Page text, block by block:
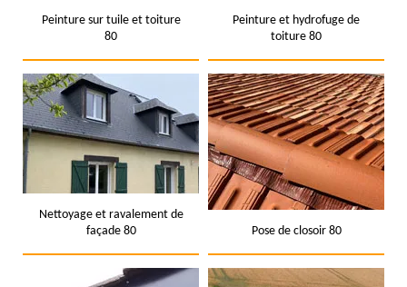
Peinture sur tuile et toiture
80
Peinture et hydrofuge de
toiture 80
Nettoyage et ravalement de
façade 80
Pose de closoir 80